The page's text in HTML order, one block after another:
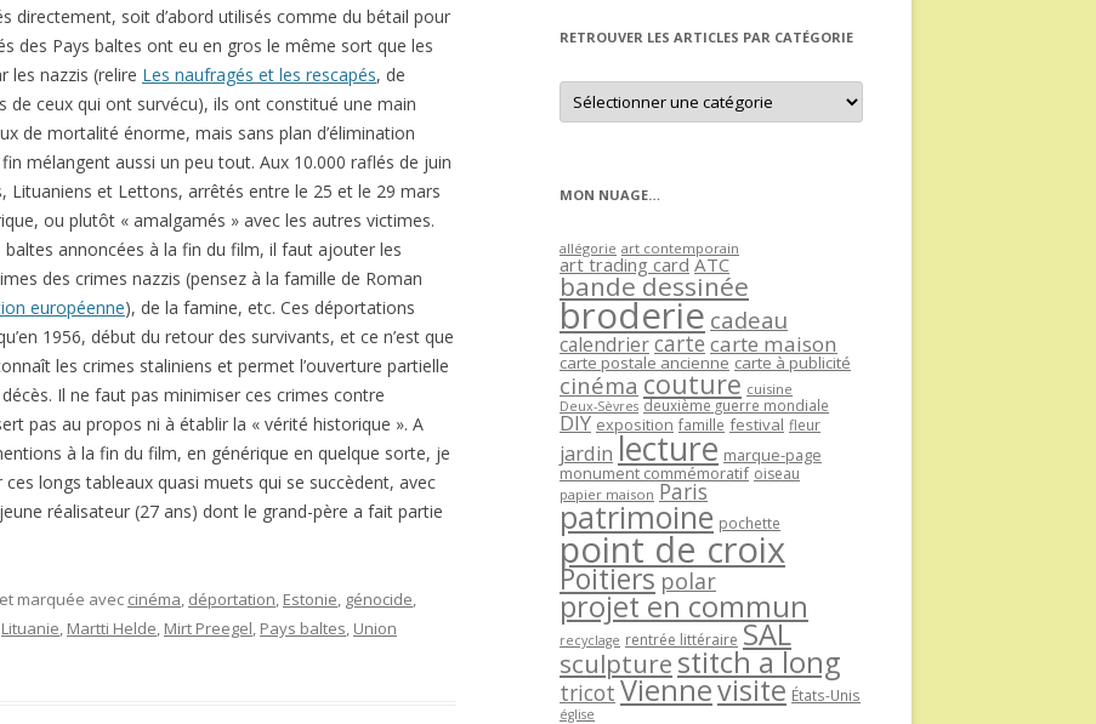
directement, soit d’abord utilisés comme du bétail pour
des Pays baltes ont eu en gros le même sort que les
les nazzis (relire Les naufragés et les rescapés, de
de ceux qui ont survécu), ils ont constitué une main
de mortalité énorme, mais sans plan d’élimination
mélangent aussi un peu tout. Aux 10.000 raflés de juin
Lituaniens et Lettons, arrêtés entre le 25 et le 29 mars
ou plutôt « amalgamés » avec les autres victimes.
annoncées à la fin du film, il faut ajouter les
des crimes nazzis (pensez à la famille de Roman
européenne), de la famine, etc. Ces déportations
1956, début du retour des survivants, et ce n’est que
les crimes staliniens et permet l’ouverture partielle
Il ne faut pas minimiser ces crimes contre
pas au propos ni à établir la « vérité historique ». A
à la fin du film, en générique en quelque sorte, je
longs tableaux quasi muets qui se succèdent, avec
réalisateur (27 ans) dont le grand-père a fait partie
marquée avec cinéma, déportation, Estonie, génocide,
Lituanie, Martti Helde, Mirt Preegel, Pays baltes, Union
RETROUVER LES ARTICLES PAR CATÉGORIE
Retrouver
les
articles
MON NUAGE…
allégorie art contemporain
art trading card ATC
bande dessinée
broderie cadeau
calendriercartecarte maison
carte postale ancienne carte à publicité
cinéma couture cuisine
Deux-Sèvres deuxième guerre mondiale
DIY exposition famille festival fleur
jardin lecture marque-page
monument commémoratif oiseau
papier maison Paris
patrimoine pochette
point de croix
Poitiers polar
projet en commun
recyclage rentrée littéraire SAL
sculpture stitch a long
tricot Viennevisite États-Unis
église